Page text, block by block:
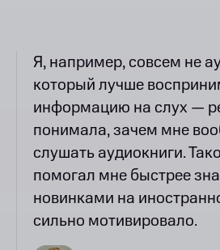
Я, например, совсем не
который лучше
информацию на слух —
понимала, зачем мне
слушать аудиокниги.
помогал мне быстрее
новинками на
сильно мотивировало.